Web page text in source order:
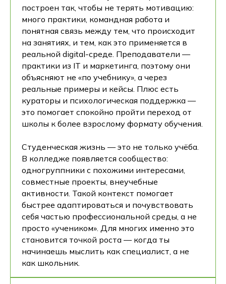
построен так, чтобы не терять мотивацию:
много практики, командная работа и
понятная связь между тем, что происходит
на занятиях, и тем, как это применяется в
реальной digital-среде. Преподаватели —
практики из IT и маркетинга, поэтому они
объясняют не «по учебнику», а через
реальные примеры и кейсы. Плюс есть
кураторы и психологическая поддержка —
это помогает спокойно пройти переход от
школы к более взрослому формату обучения.
Студенческая жизнь — это не только учёба.
В колледже появляется сообщество:
одногруппники с похожими интересами,
совместные проекты, внеучебные
активности. Такой контекст помогает
быстрее адаптироваться и почувствовать
себя частью профессиональной среды, а не
просто «учеником». Для многих именно это
становится точкой роста — когда ты
начинаешь мыслить как специалист, а не
как школьник.